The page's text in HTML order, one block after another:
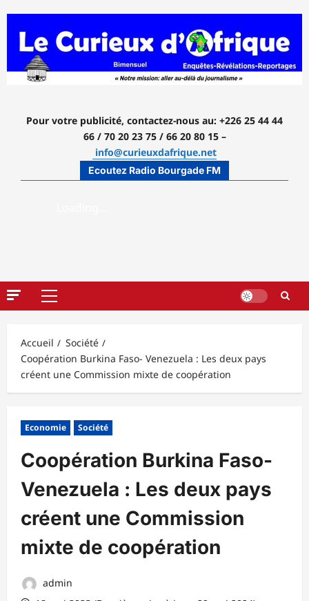
contenu
Pour votre publicité, contactez-nous au: +226 25 44 44
66 / 70 20 23 75 / 66 20 80 15 –
info@curieuxdafrique.net
Ecoutez Radio Bourgade FM
Menu
Accueil
Société
Coopération Burkina Faso- Venezuela : Les deux pays
créent une Commission mixte de coopération
Economie Société
Coopération Burkina Faso-
Venezuela : Les deux pays
créent une Commission
mixte de coopération
admin